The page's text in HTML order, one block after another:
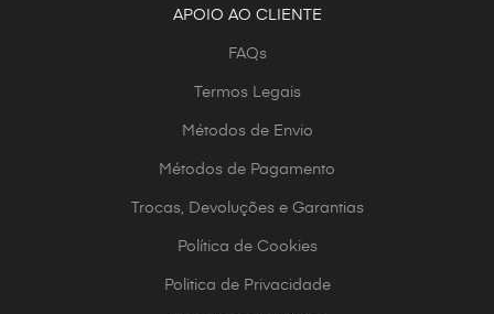
APOIO AO CLIENTE
FAQs
Termos Legais
Métodos de Envio
Métodos de Pagamento
Trocas, Devoluções e Garantias
Política de Cookies
Politica de Privacidade